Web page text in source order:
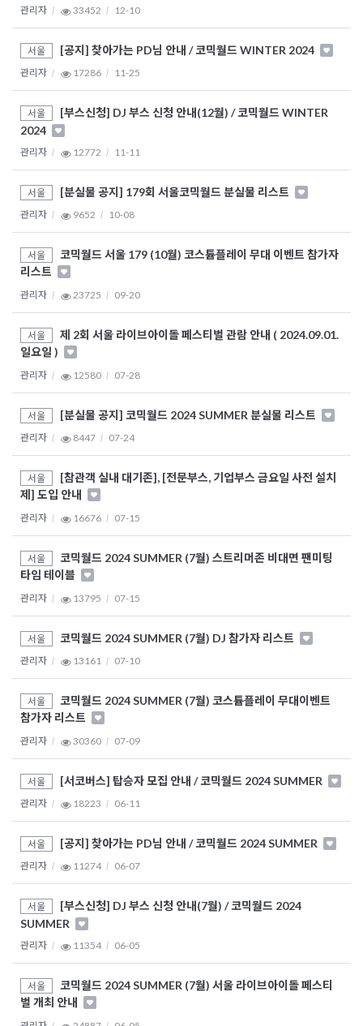
관리자 33452 12-10
서울 [공지] 찾아가는 PD님 안내 / 코믹월드 WINTER 2024
관리자 17286 11-25
서울
[부스신청] DJ 부스 신청 안내(12월) / 코믹월드 WINTER
2024
관리자 12772 11-11
서울 [분실물 공지] 179회 서울코믹월드 분실물 리스트
관리자 9652 10-08
서울
코믹월드 서울 179 (10월) 코스튬플레이 무대 이벤트 참가자
리스트
관리자 23725 09-20
서울
제 2회 서울 라이브아이돌 페스티벌 관람 안내 ( 2024.09.01.
일요일 )
관리자 12580 07-28
서울 [분실물 공지] 코믹월드 2024 SUMMER 분실물 리스트
관리자 8447 07-24
서울
[참관객 실내 대기존], [전문부스, 기업부스 금요일 사전 설치
제] 도입 안내
관리자 16676 07-15
서울
코믹월드 2024 SUMMER (7월) 스트리머존 비대면 팬미팅
타임 테이블
관리자 13795 07-15
서울 코믹월드 2024 SUMMER (7월) DJ 참가자 리스트
관리자 13161 07-10
서울
코믹월드 2024 SUMMER (7월) 코스튬플레이 무대이벤트
참가자 리스트
관리자 30360 07-09
서울 [서코버스] 탑승자 모집 안내 / 코믹월드 2024 SUMMER
관리자 18223 06-11
서울 [공지] 찾아가는 PD님 안내 / 코믹월드 2024 SUMMER
관리자 11274 06-07
서울
[부스신청] DJ 부스 신청 안내(7월) / 코믹월드 2024
SUMMER
관리자 11354 06-05
서울
코믹월드 2024 SUMMER (7월) 서울 라이브아이돌 페스티
벌 개최 안내